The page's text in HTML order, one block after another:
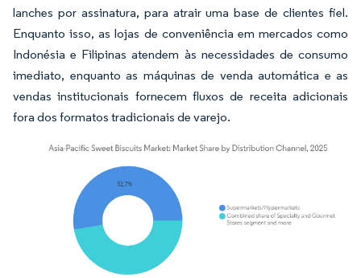
lanches por assinatura, para atrair uma base de clientes fiel.
Enquanto isso, as lojas de conveniência em mercados como
Indonésia e Filipinas atendem às necessidades de consumo
imediato, enquanto as máquinas de venda automática e as
vendas institucionais fornecem fluxos de receita adicionais
fora dos formatos tradicionais de varejo.